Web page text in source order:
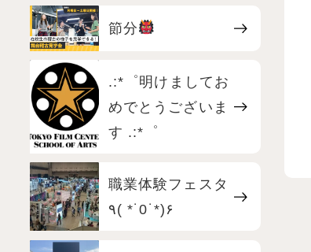
節分
.:*゜明けましてお
めでとうございま
す .:*゜
職業体験フェスタ
٩( *˙0˙*)۶